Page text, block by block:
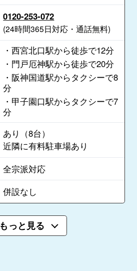
0120-253-072
(24時間365日対応・通話無料)
・西宮北口駅から徒歩で12分
・門戸厄神駅から徒歩で20分
・阪神国道駅からタクシーで8
分
・甲子園口駅からタクシーで7
分
あり（8台）
近隣に有料駐車場あり
全宗派対応
併設なし
もっと見る